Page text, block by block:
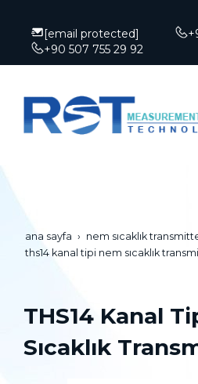
[email protected]
+90 507 755 29 92
ana sayfa
nem sıcaklık
ths14 kanal tipi nem sıcaklık
THS14 Kanal
Sıcaklık